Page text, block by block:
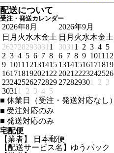
配送について
受注・発送カレンダー
2026年8月
日 月 火水木金土
262728293031 1
2 3 4 5 6 7 8
9 1011 12131415
161718192021 22
23242526272829
3031 1 2 3 4 5
2026年9月
日 月 火水木金土
3031 1 2 3 4 5
6 7 8 9 1011 12
13141516171819
2021 2223242526
272829301 2 3
■ 休業日（受注・発送対応なし）
■ 受注対応のみ
■ 発送対応のみ
宅配便
【業者】 日本郵便
【配送サービス名】ゆうパック